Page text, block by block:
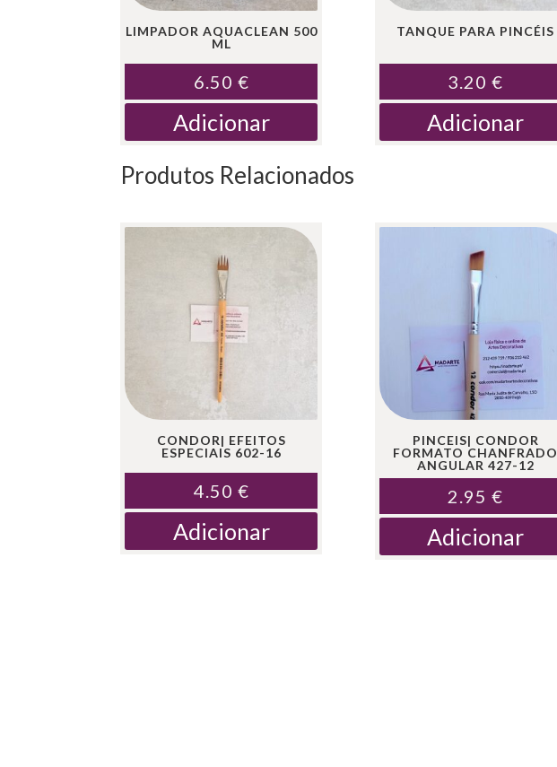
LIMPADOR AQUACLEAN 500
ML
6.50 €
Adicionar
TANQUE PARA PINCÉIS
3.20€
Adicionar
Produtos Relacionados
CONDOR| EFEITOS
ESPECIAIS 602-16
4.50 €
Adicionar
PINCEIS| CONDOR
FORMATO CHANFRADO
ANGULAR 427-12
2.95€
Adicionar